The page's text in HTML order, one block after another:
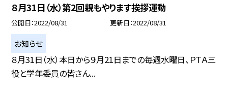
８月31日（水）第2回親もやります挨拶運動
公開日 2022/08/31 更新日 2022/08/31
お知らせ
８月31日（水）本日から９月21日までの毎週水曜日、ＰＴＡ三
役と学年委員の皆さん...